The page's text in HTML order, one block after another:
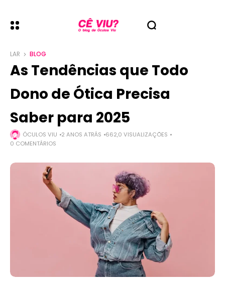
LAR BLOG
As Tendências que Todo
Dono de Ótica Precisa
Saber para 2025
ÓCULOS VIU 2 ANOS ATRÁS
662,0 VISUALIZAÇÕES
0 COMENTÁRIOS